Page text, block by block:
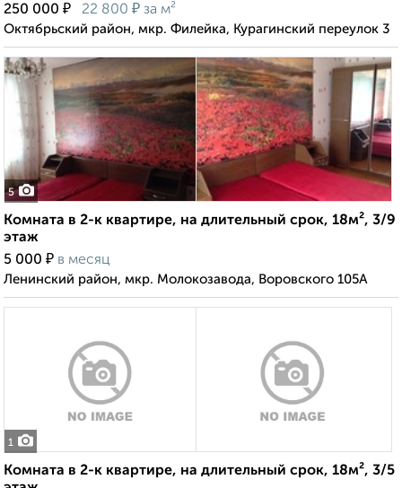
250 000 ₽ 22 800 ₽ за м²
Октябрьский район, мкр. Филейка, Курагинский переулок 3
5
Комната в 2-к квартире, на длительный срок, 18м², 3/9
этаж
5 000 ₽ в месяц
Ленинский район, мкр. Молокозавода, Воровского 105А
1
Комната в 2-к квартире, на длительный срок, 18м², 3/5